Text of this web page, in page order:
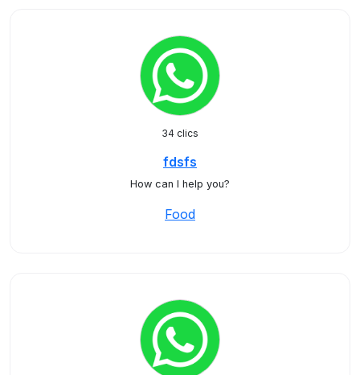
34 clics
fdsfs
How can I help you?
Food